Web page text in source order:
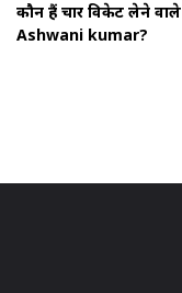
कौन हैं चार विकेट लेने वाले
Ashwani kumar?